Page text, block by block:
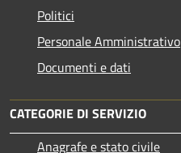
Politici
Personale Amministrativo
Documenti e dati
CATEGORIE DI SERVIZIO
Anagrafe e stato civile